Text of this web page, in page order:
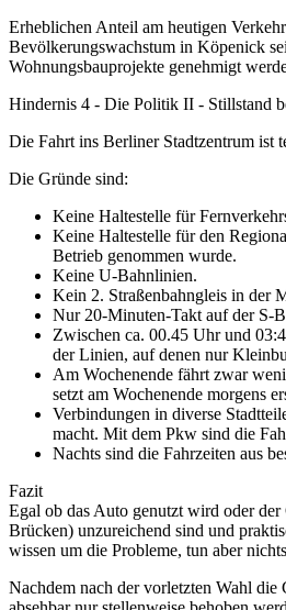
Erheblichen Anteil am heutigen
Bevölkerungswachstum in Köpenick
Wohnungsbauprojekte genehmigt
Hindernis 4 - Die Politik II - Stillstand
Die Fahrt ins Berliner Stadtzentrum ist
Die Gründe sind:
Keine Haltestelle für
Keine Haltestelle für den
Betrieb genommen wurde.
Keine U-Bahnlinien.
Kein 2. Straßenbahngleis in der
Nur 20-Minuten-Takt auf der S-
Zwischen ca. 00.45 Uhr und
der Linien, auf denen nur
Am Wochenende fährt zwar
setzt am Wochenende morgens
Verbindungen in diverse
macht. Mit dem Pkw sind die
Nachts sind die Fahrzeiten aus
Fazit
Egal ob das Auto genutzt wird oder
Brücken) unzureichend sind und
wissen um die Probleme, tun aber
Nachdem nach der vorletzten Wahl